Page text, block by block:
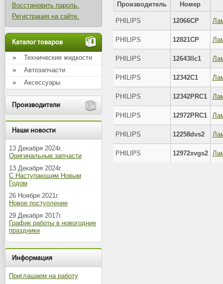
Восстановить пароль.
Регистрация на сайте.
Каталог товаров
Технические жидкости
Автозапчасти
Аксессуары
Производители
Наши новости
13 Декабря 2024г.
Оригинальные запчасти
13 Декабря 2024г.
С Наступающим Новым
Годом
26 Ноября 2021г.
Новое поступление
29 Декабря 2017г.
График работы в новогодние
праздники
Информация
Приглашаем на работу
Производитель Номер
PHILIPS 12066CP
PHILIPS 12821CP
PHILIPS 12643llc1
PHILIPS 12342C1
PHILIPS 12342PRC1
PHILIPS 12972PRC1
PHILIPS 12258dvs2
PHILIPS 12972xvgs2